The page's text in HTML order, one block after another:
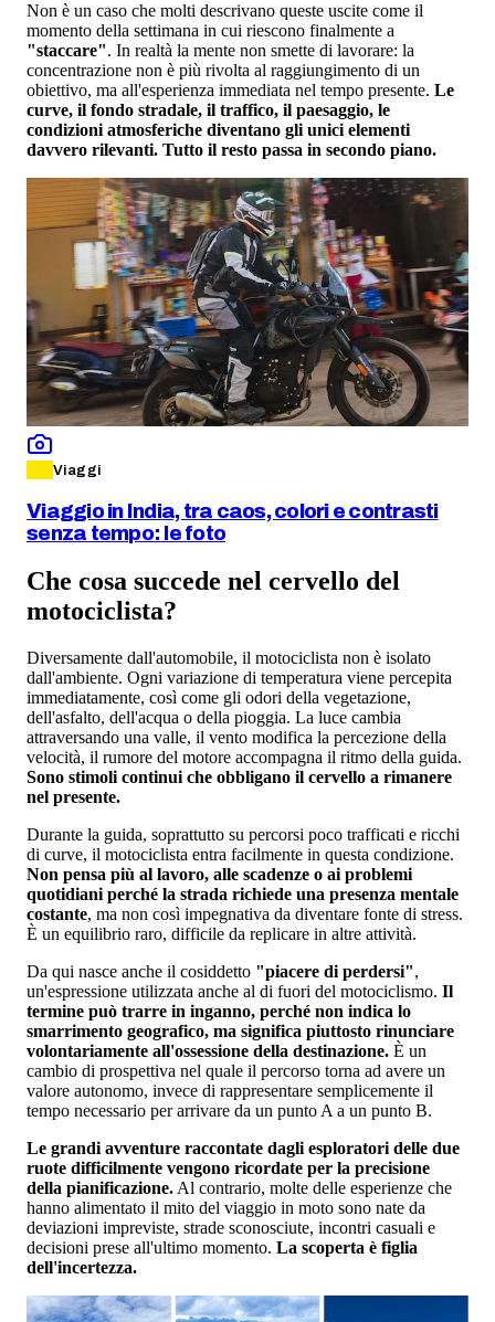
Non è un caso che molti descrivano queste uscite come il
momento della settimana in cui riescono finalmente a
"staccare". In realtà la mente non smette di lavorare: la
concentrazione non è più rivolta al raggiungimento di un
obiettivo, ma all'esperienza immediata nel tempo presente. Le
curve, il fondo stradale, il traffico, il paesaggio, le
condizioni atmosferiche diventano gli unici elementi
davvero rilevanti. Tutto il resto passa in secondo piano.
Viaggi
Viaggio in India, tra caos, colori e contrasti
senza tempo: le foto
Che cosa succede nel cervello del
motociclista?
Diversamente dall'automobile, il motociclista non è isolato
dall'ambiente. Ogni variazione di temperatura viene percepita
immediatamente, così come gli odori della vegetazione,
dell'asfalto, dell'acqua o della pioggia. La luce cambia
attraversando una valle, il vento modifica la percezione della
velocità, il rumore del motore accompagna il ritmo della guida.
Sono stimoli continui che obbligano il cervello a rimanere
nel presente.
Durante la guida, soprattutto su percorsi poco trafficati e ricchi
di curve, il motociclista entra facilmente in questa condizione.
Non pensa più al lavoro, alle scadenze o ai problemi
quotidiani perché la strada richiede una presenza mentale
costante, ma non così impegnativa da diventare fonte di stress.
È un equilibrio raro, difficile da replicare in altre attività.
Da qui nasce anche il cosiddetto "piacere di perdersi",
un'espressione utilizzata anche al di fuori del motociclismo. Il
termine può trarre in inganno, perché non indica lo
smarrimento geografico, ma significa piuttosto rinunciare
volontariamente all'ossessione della destinazione. È un
cambio di prospettiva nel quale il percorso torna ad avere un
valore autonomo, invece di rappresentare semplicemente il
tempo necessario per arrivare da un punto A a un punto B.
Le grandi avventure raccontate dagli esploratori delle due
ruote difficilmente vengono ricordate per la precisione
della pianificazione. Al contrario, molte delle esperienze che
hanno alimentato il mito del viaggio in moto sono nate da
deviazioni impreviste, strade sconosciute, incontri casuali e
decisioni prese all'ultimo momento. La scoperta è figlia
dell'incertezza.